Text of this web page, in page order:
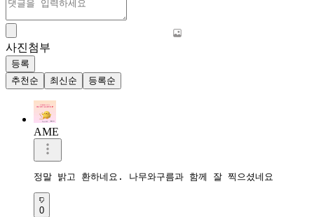
사진첨부
등록
추천순
최신순 등록순
AME
정말 밝고 환하네요. 나무와구름과 함께 잘 찍으셨네요
0